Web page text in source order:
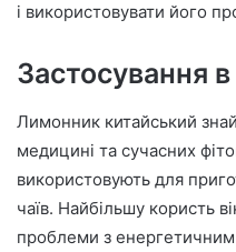
і використовувати його
Застосування
Лимонник китайський
медицині та сучасних
використовують для
чаїв. Найбільшу користь
проблеми з